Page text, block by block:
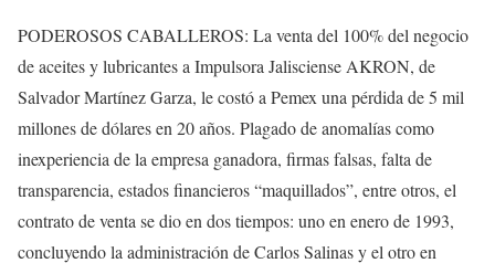
PODEROSOS CABALLEROS: La venta del 100% del negocio
de aceites y lubricantes a Impulsora Jalisciense AKRON, de
Salvador Martínez Garza, le costó a Pemex una pérdida de 5 mil
millones de dólares en 20 años. Plagado de anomalías como
inexperiencia de la empresa ganadora, firmas falsas, falta de
transparencia, estados financieros “maquillados”, entre otros, el
contrato de venta se dio en dos tiempos: uno en enero de 1993,
concluyendo la administración de Carlos Salinas y el otro en